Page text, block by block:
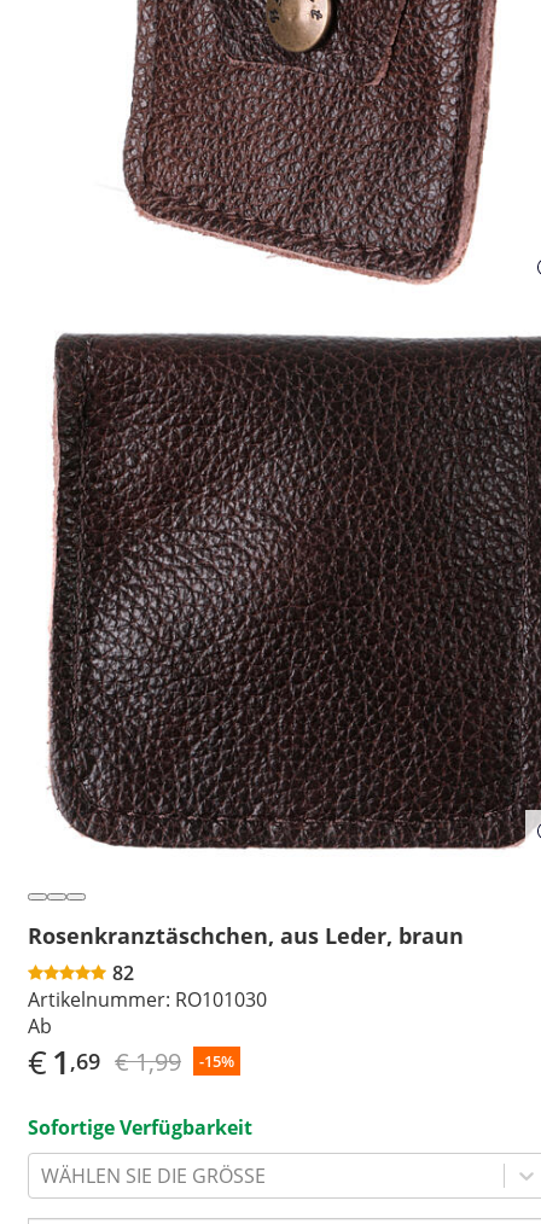
Rosenkranztäschchen, aus Leder, braun
82
Artikelnummer: RO101030
Ab
€1 ,69 € 1,99 -15%
Sofortige Verfügbarkeit
WÄHLEN SIE DIE GRÖSSE